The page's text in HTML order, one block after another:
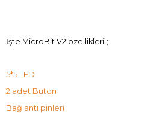
İşte MicroBit V2 özellikleri ;
5*5 LED
2 adet Buton
Bağlantı pinleri